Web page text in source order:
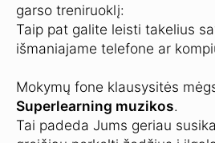
garso treniruoklį:
Taip pat galite leisti takelius
išmaniajame telefone ar
Mokymų fone klausysitės
Superlearning muzikos.
Tai padeda Jums geriau